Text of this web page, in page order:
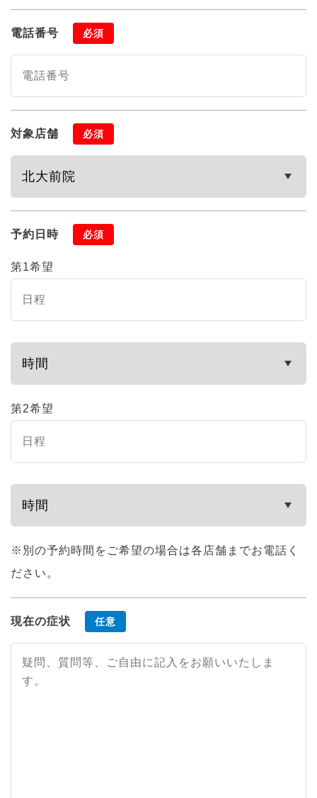
電話番号 必須
対象店舗 必須
予約日時 必須
第1希望
第2希望
※別の予約時間をご希望の場合は各店舗までお電話く
ださい。
現在の症状 任意